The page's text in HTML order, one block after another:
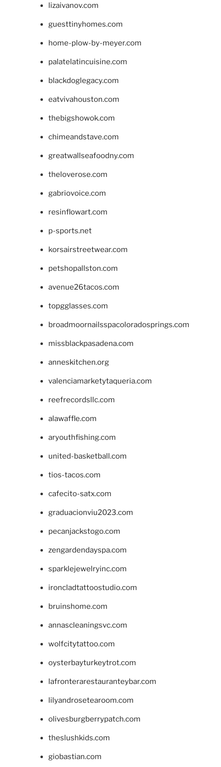
lizaivanov.com
guesttinyhomes.com
home-plow-by-meyer.com
palatelatincuisine.com
blackdoglegacy.com
eatvivahouston.com
thebigshowok.com
chimeandstave.com
greatwallseafoodny.com
theloverose.com
gabriovoice.com
resinflowart.com
p-sports.net
korsairstreetwear.com
petshopallston.com
avenue26tacos.com
topgglasses.com
broadmoornailsspacoloradosprings.com
missblackpasadena.com
anneskitchen.org
valenciamarketytaqueria.com
reefrecordsllc.com
alawaffle.com
aryouthfishing.com
united-basketball.com
tios-tacos.com
cafecito-satx.com
graduacionviu2023.com
pecanjackstogo.com
zengardendayspa.com
sparklejewelryinc.com
ironcladtattoostudio.com
bruinshome.com
annascleaningsvc.com
wolfcitytattoo.com
oysterbayturkeytrot.com
lafronterarestauranteybar.com
lilyandrosetearoom.com
olivesburgberrypatch.com
theslushkids.com
giobastian.com